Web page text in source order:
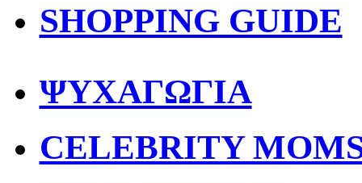
SHOPPING GUIDE
ΨΥΧΑΓΩΓΙΑ
CELEBRITY